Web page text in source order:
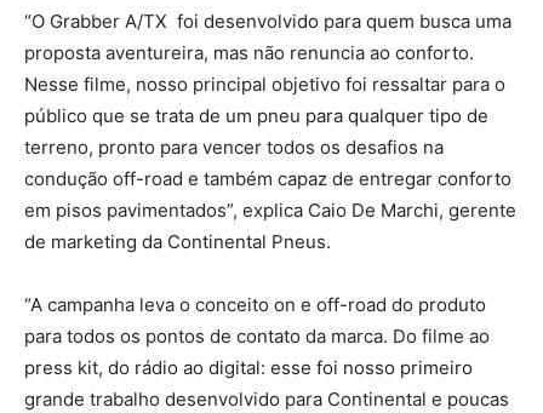
“O Grabber A/TX foi desenvolvido para quem busca uma
proposta aventureira, mas não renuncia ao conforto.
Nesse filme, nosso principal objetivo foi ressaltar para o
público que se trata de um pneu para qualquer tipo de
terreno, pronto para vencer todos os desafios na
condução off-road e também capaz de entregar conforto
em pisos pavimentados”, explica Caio De Marchi, gerente
de marketing da Continental Pneus.
“A campanha leva o conceito on e off-road do produto
para todos os pontos de contato da marca. Do filme ao
press kit, do rádio ao digital: esse foi nosso primeiro
grande trabalho desenvolvido para Continental e poucas